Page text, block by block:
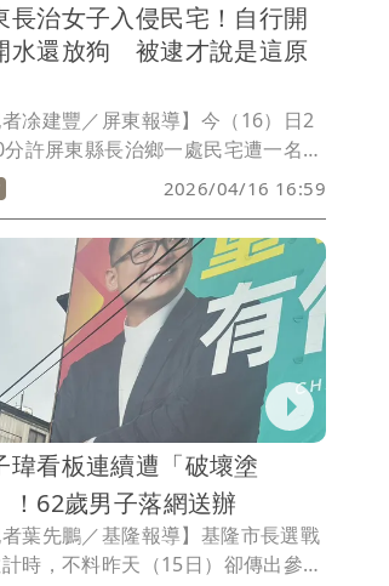
長治女子入侵民宅！自行開
水還放狗 被逮才說是這原
者凃建豐／屏東報導】今（16）日2
許屏東縣長治鄉一處民宅遭一名女
侵入，該女子進入屋內後開啟電燈
頭，並將狗籠打開放出犬隻，現場
財物遭竊，報案人已提出侵入住宅
損告訴。
2026/04/16 16:59
瑋看板連續遭「破壞塗
！62歲男子落網送辦
者葉先鵬／基隆報導】基隆市長選戰
時，不料昨天（15日）卻傳出參選